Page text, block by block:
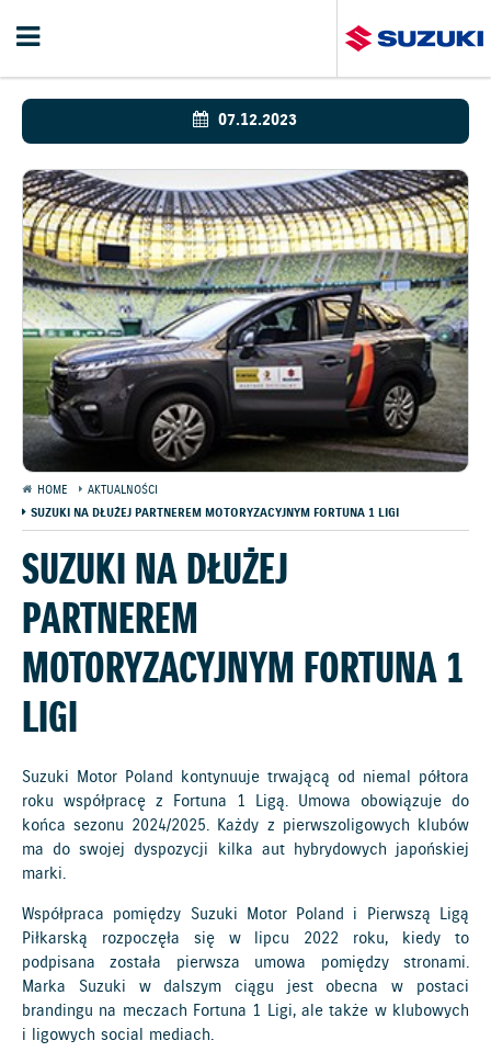
07.12.2023
HOME
AKTUALNOŚCI
SUZUKI NA DŁUŻEJ PARTNEREM MOTORYZACYJNYM FORTUNA 1 LIGI
SUZUKI NA DŁUŻEJ
PARTNEREM
MOTORYZACYJNYM FORTUNA 1
LIGI
Suzuki Motor Poland kontynuuje trwającą od niemal półtora
roku współpracę z Fortuna 1 Ligą. Umowa obowiązuje do
końca sezonu 2024/2025. Każdy z pierwszoligowych klubów
ma do swojej dyspozycji kilka aut hybrydowych japońskiej
marki.
Współpraca pomiędzy Suzuki Motor Poland i Pierwszą Ligą
Piłkarską rozpoczęła się w lipcu 2022 roku, kiedy to
podpisana została pierwsza umowa pomiędzy stronami.
Marka Suzuki w dalszym ciągu jest obecna w postaci
brandingu na meczach Fortuna 1 Ligi, ale także w klubowych
i ligowych social mediach.